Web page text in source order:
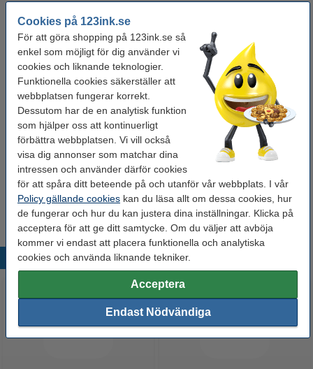
Cookies på 123ink.se
För att göra shopping på 123ink.se så
enkel som möjligt för dig använder vi
cookies och liknande teknologier.
Funktionella cookies säkerställer att
webbplatsen fungerar korrekt.
Dessutom har de en analytisk funktion
som hjälper oss att kontinuerligt
förbättra webbplatsen. Vi vill också
visa dig annonser som matchar dina
intressen och använder därför cookies
för att spåra ditt beteende på och utanför vår webbplats. I vår
Policy gällande cookies kan du läsa allt om dessa cookies, hur
de fungerar och hur du kan justera dina inställningar. Klicka på
acceptera för att ge ditt samtycke. Om du väljer att avböja
kommer vi endast att placera funktionella och analytiska
cookies och använda liknande tekniker.
Acceptera
Endast Nödvändiga
Nummer: 780
10st
320 kr
Glöm inte att beställa!
Reservspets | Edding 780 | 10st
Populära produkter